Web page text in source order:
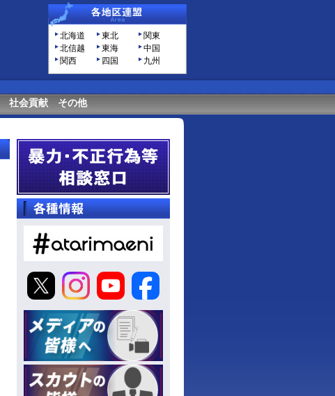
北海道 東北
関東
北信越
東海
中国
関西
四国 九州
社会貢献 その他